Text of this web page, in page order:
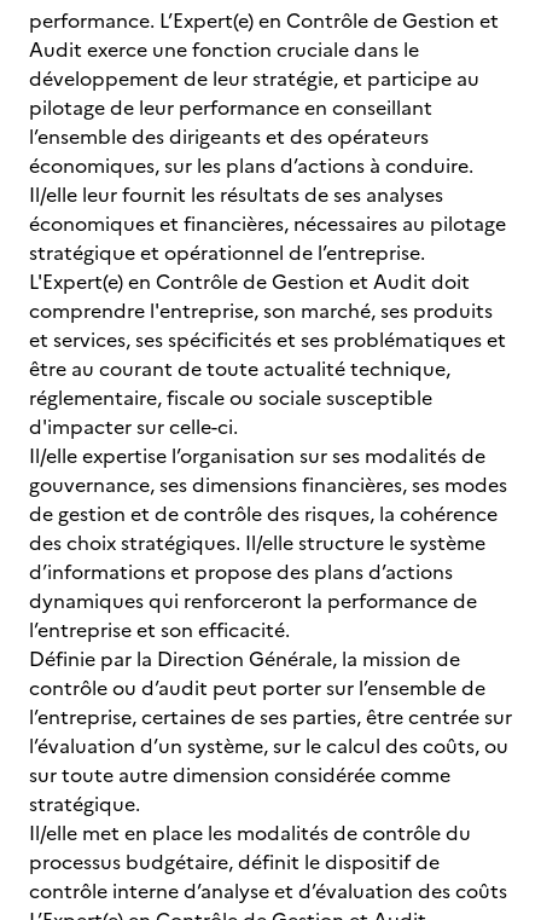
performance. L’Expert(e) en Contrôle de Gestion et
Audit exerce une fonction cruciale dans le
développement de leur stratégie, et participe au
pilotage de leur performance en conseillant
l’ensemble des dirigeants et des opérateurs
économiques, sur les plans d’actions à conduire.
Il/elle leur fournit les résultats de ses analyses
économiques et financières, nécessaires au pilotage
stratégique et opérationnel de l’entreprise.
L'Expert(e) en Contrôle de Gestion et Audit doit
comprendre l'entreprise, son marché, ses produits
et services, ses spécificités et ses problématiques et
être au courant de toute actualité technique,
réglementaire, fiscale ou sociale susceptible
d'impacter sur celle-ci.
Il/elle expertise l’organisation sur ses modalités de
gouvernance, ses dimensions financières, ses modes
de gestion et de contrôle des risques, la cohérence
des choix stratégiques. Il/elle structure le système
d’informations et propose des plans d’actions
dynamiques qui renforceront la performance de
l’entreprise et son efficacité.
Définie par la Direction Générale, la mission de
contrôle ou d’audit peut porter sur l’ensemble de
l’entreprise, certaines de ses parties, être centrée sur
l’évaluation d’un système, sur le calcul des coûts, ou
sur toute autre dimension considérée comme
stratégique.
Il/elle met en place les modalités de contrôle du
processus budgétaire, définit le dispositif de
contrôle interne d’analyse et d’évaluation des coûts